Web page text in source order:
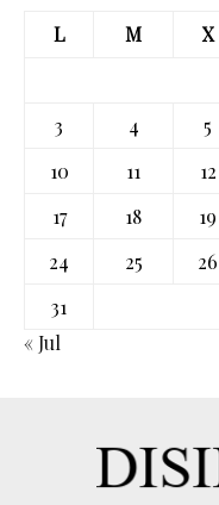
L
M X
3
4 5
10
11 12
17
18 19
24
25 26
31
« Jul